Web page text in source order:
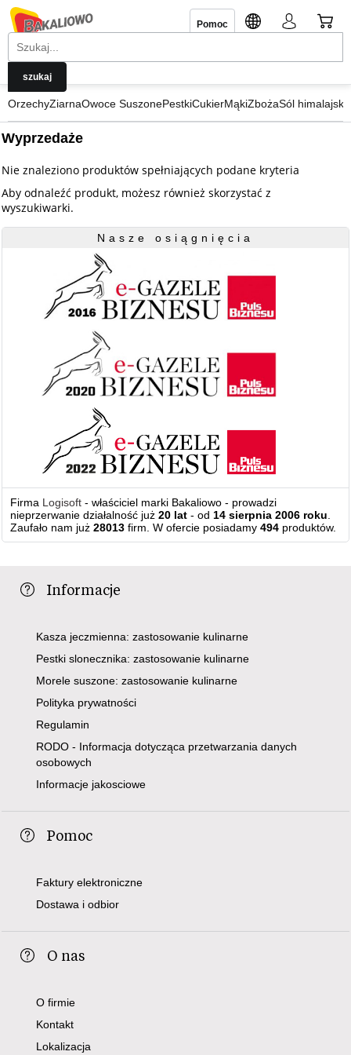
Pomoc
OrzechyZiarnaOwoce SuszonePestkiCukierMąkiZbożaSól himalajska
Wyprzedaże
Nie znaleziono produktów spełniających podane kryteria
Aby odnaleźć produkt, możesz również skorzystać z
wyszukiwarki.
Nasze osiągnięcia
Firma Logisoft - właściciel marki Bakaliowo - prowadzi
nieprzerwanie działalność już20 lat - od14 sierpnia 2006 roku.
Zaufało nam już28013 firm. W ofercie posiadamy494 produktów.
Informacje
Kasza jeczmienna: zastosowanie kulinarne
Pestki slonecznika: zastosowanie kulinarne
Morele suszone: zastosowanie kulinarne
Polityka prywatności
Regulamin
RODO - Informacja dotycząca przetwarzania danych
osobowych
Informacje jakosciowe
Pomoc
Faktury elektroniczne
Dostawa i odbior
O nas
O firmie
Kontakt
Lokalizacja